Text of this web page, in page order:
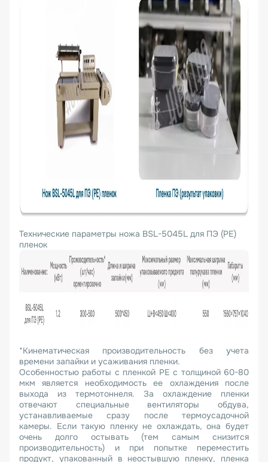
Технические параметры ножа BSL-5045L для ПЭ (PE)
пленок
*Кинематическая производительность без учета
времени запайки и усаживания пленки.
Особенностью работы с пленкой PE с толщиной 60-80
мкм является необходимость ее охлаждения после
выхода из термотоннеля. За охлаждение пленки
отвечают специальные вентиляторы обдува,
устанавливаемые сразу после термоусадочной
камеры. Если такую пленку не охлаждать, она будет
очень долго остывать (тем самым снизится
производительность) и при попытке переместить
продукт, упакованный в неостывшую пленку, пленка